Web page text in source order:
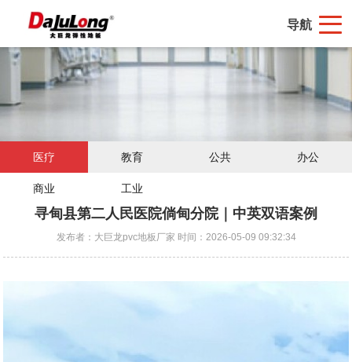
导航
医疗 教育 公共 办公
商业 工业
寻甸县第二人民医院倘甸分院｜中英双语案例
发布者：大巨龙pvc地板厂家 时间：2026-05-09 09:32:34